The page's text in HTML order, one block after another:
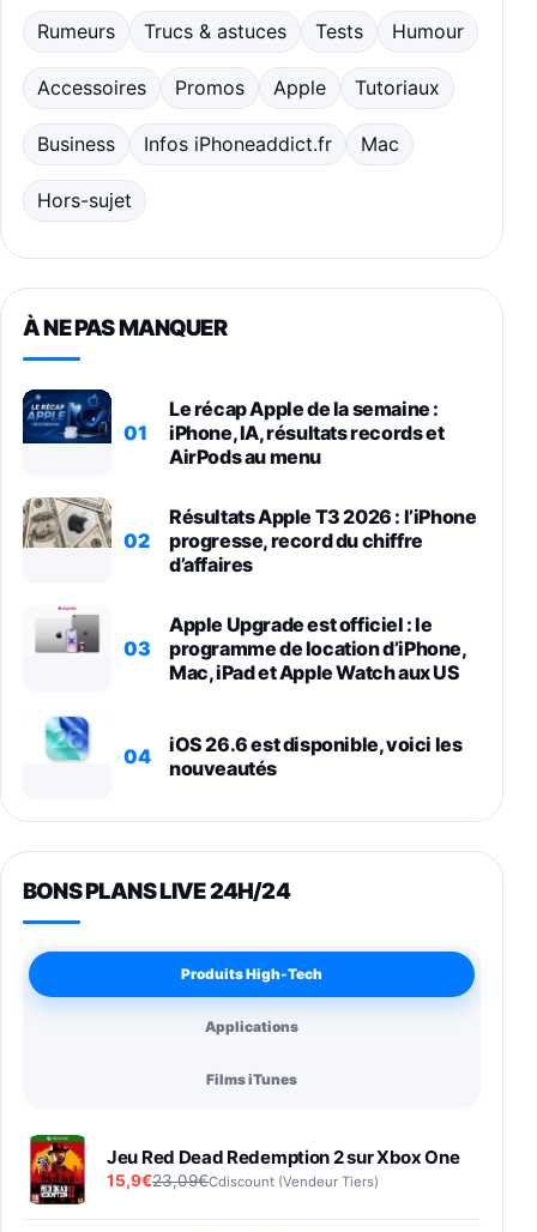
Rumeurs Trucs & astuces Tests Humour
Accessoires Promos Apple Tutoriaux
Business Infos iPhoneaddict.fr Mac
Hors-sujet
À NE PAS MANQUER
01
Le récap Apple de la semaine :
iPhone, IA, résultats records et
AirPods au menu
02
Résultats Apple T3 2026 : l’iPhone
progresse, record du chiffre
d’affaires
03
Apple Upgrade est officiel : le
programme de location d’iPhone,
Mac, iPad et Apple Watch aux US
04
iOS 26.6 est disponible, voici les
nouveautés
BONS PLANS LIVE 24H/24
Produits High-Tech
Applications
Films iTunes
Jeu Red Dead Redemption 2 sur Xbox One
15,9€23,09€Cdiscount (Vendeur Tiers)